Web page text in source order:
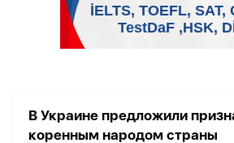
В Украине предложили
коренным народом страны